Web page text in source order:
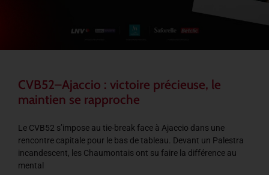
CVB52–Ajaccio : victoire précieuse, le
maintien se rapproche
Le CVB52 s’impose au tie-break face à Ajaccio dans une
rencontre capitale pour le bas de tableau. Devant un Palestra
incandescent, les Chaumontais ont su faire la différence au
mental